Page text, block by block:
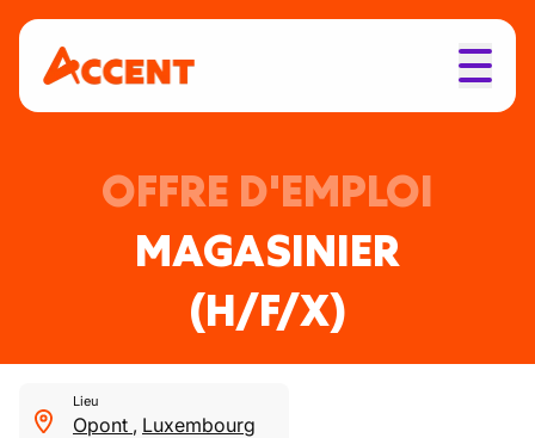
OFFRE D'EMPLOI
MAGASINIER
(H/F/X)
Lieu
Opont , Luxembourg